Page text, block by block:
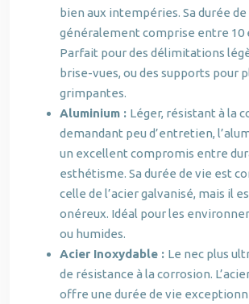
bien aux intempéries. Sa durée
généralement comprise entre 10
Parfait pour des délimitations
brise-vues, ou des supports pour
grimpantes.
Aluminium : Léger, résistant à la
demandant peu d’entretien,
un excellent compromis entre
esthétisme. Sa durée de vie est
celle de l’acier galvanisé, mais il
onéreux. Idéal pour les
ou humides.
Acier Inoxydable : Le nec plus
de résistance à la corrosion.
offre une durée de vie